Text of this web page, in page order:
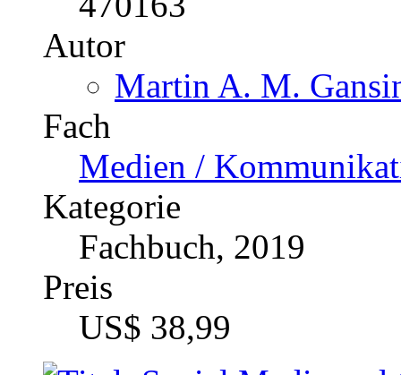
Fachbuch, 2019
Preis
US$ 38,99
Social Media and the
Social Media as a
The Emergence of
PR